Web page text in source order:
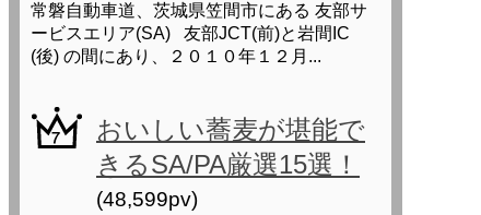
常磐自動車道、茨城県笠間市にある 友部サ
ービスエリア(SA) 友部JCT(前)と岩間IC
(後) の間にあり、２０１０年１２月...
おいしい蕎麦が堪能で
きるSA/PA厳選15選！
(48,599pv)